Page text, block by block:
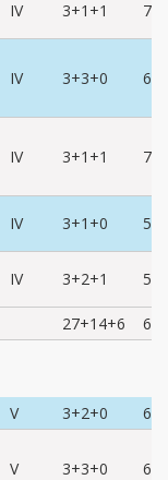
IV 3+1+1 7
IV 3+3+0 6
IV 3+1+1 7
IV 3+1+0 5
IV 3+2+1 5
27+14+6 60
V 3+2+0 6
V 3+3+0 6